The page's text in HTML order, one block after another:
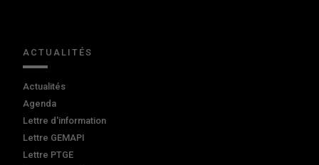
ACTUALITÉS
Actualités
Agenda
Lettre d'information
Lettre GEMAPI
Lettre PTGE